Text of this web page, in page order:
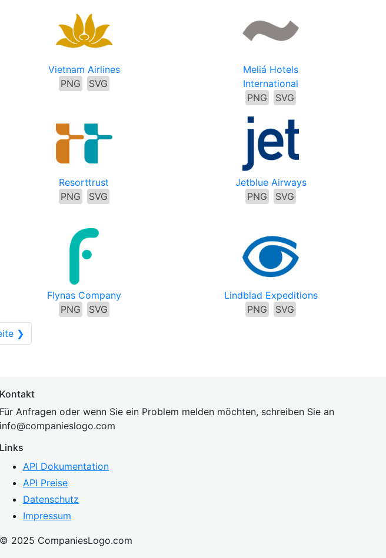
Vietnam Airlines
PNG
SVG
Meliá Hotels
International
PNG
SVG
Resorttrust
PNG
SVG
Jetblue Airways
PNG
SVG
Flynas Company
PNG
SVG
Lindblad Expeditions
PNG
SVG
❯
Kontakt
Für Anfragen oder wenn Sie ein Problem melden möchten, schreiben Sie an
info@companieslogo.com
Links
API Dokumentation
API Preise
Datenschutz
Impressum
© 2025 CompaniesLogo.com